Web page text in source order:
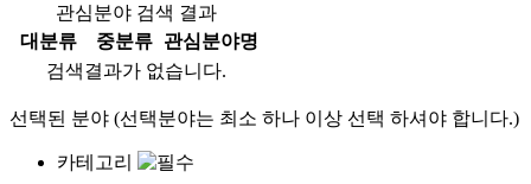
관심분야 검색 결과
대분류
중분류
관심분야명
검색결과가 없습니다.
선택된 분야 (선택분야는 최소 하나 이상 선택 하셔야 합니다.)
카테고리